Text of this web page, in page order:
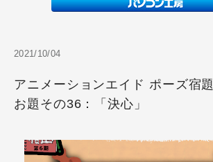
2021/10/04
アニメーションエイド ポーズ宿題
お題その36：「決心」